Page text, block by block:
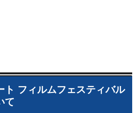
ト フィルムフェスティバル
て